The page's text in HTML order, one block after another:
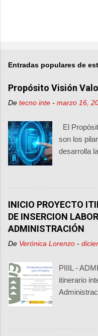
Entradas populares de
Propósito Visión
De tecno inte - marzo 16,
El
son los
desarrolla
madurez
seguir
formativas,
inclusiva.
INICIO PROYECTO
DE INSERCION
ADMINISTRACIÓN
De Verónica Lorenzo -
PIIIL -
itinerario
que